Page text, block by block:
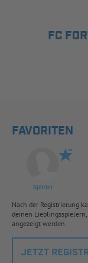
FC
FAVORITEN
Spieler
Nach der Registrierung
deinen
angezeigt werden.
JETZT